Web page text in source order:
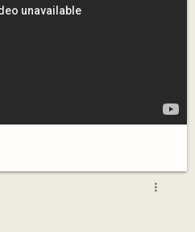
more_vert